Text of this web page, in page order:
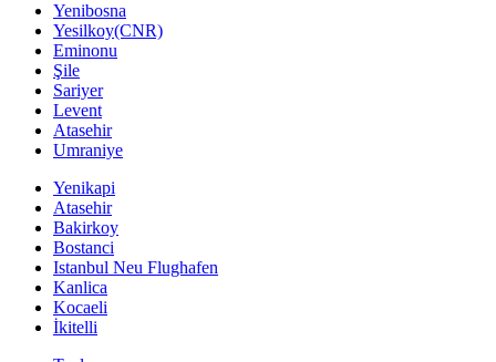
Yenibosna
Yesilkoy(CNR)
Eminonu
Şile
Sariyer
Levent
Atasehir
Umraniye
Yenikapi
Atasehir
Bakirkoy
Bostanci
Istanbul Neu Flughafen
Kanlica
Kocaeli
İkitelli